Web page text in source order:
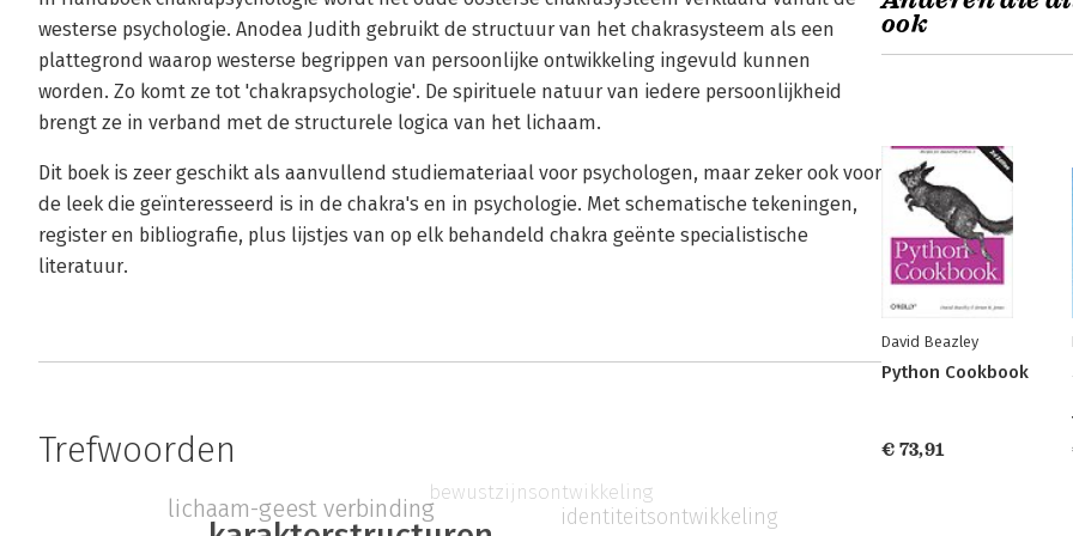
westerse psychologie. Anodea Judith gebruikt de structuur van het chakrasysteem als een
plattegrond waarop westerse begrippen van persoonlijke ontwikkeling ingevuld kunnen
worden. Zo komt ze tot 'chakrapsychologie'. De spirituele natuur van iedere persoonlijkheid
brengt ze in verband met de structurele logica van het lichaam.
Dit boek is zeer geschikt als aanvullend studiemateriaal voor psychologen, maar zeker ook voor
de leek die geïnteresseerd is in de chakra's en in psychologie. Met schematische tekeningen,
register en bibliografie, plus lijstjes van op elk behandeld chakra geënte specialistische
literatuur.
Trefwoorden
lichaam-geest verbinding
bewustzijnsontwikkeling
identiteitsontwikkeling
ook
David Beazley
Python Cookbook
€ 73,91